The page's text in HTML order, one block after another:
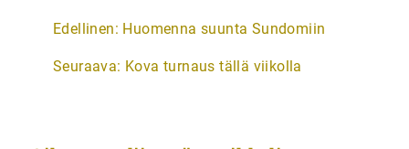
A
t
Edellinen: Huomenna suunta Sundomiin
Seuraava: Kova turnaus tällä viikolla